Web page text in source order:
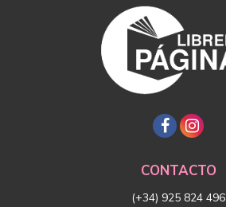
CONTACTO
(+34) 925 824 496